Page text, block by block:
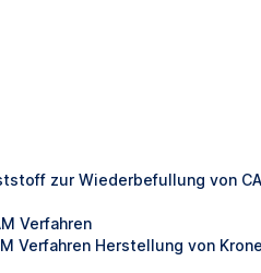
zur Wiederbefullung von
Verfahren
Verfahren Herstellung von